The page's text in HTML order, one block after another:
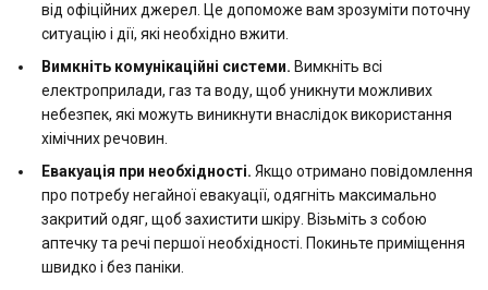
від офіційних джерел. Це допоможе вам зрозуміти поточну
ситуацію і дії, які необхідно вжити.
Вимкніть комунікаційні системи. Вимкніть всі
електроприлади, газ та воду, щоб уникнути можливих
небезпек, які можуть виникнути внаслідок використання
хімічних речовин.
Евакуація при необхідності. Якщо отримано повідомлення
про потребу негайної евакуації, одягніть максимально
закритий одяг, щоб захистити шкіру. Візьміть з собою
аптечку та речі першої необхідності. Покиньте приміщення
швидко і без паніки.